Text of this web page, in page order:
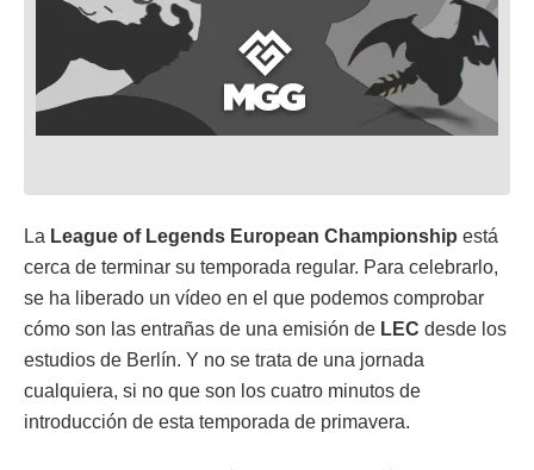
La League of Legends European Championship está
cerca de terminar su temporada regular. Para celebrarlo,
se ha liberado un vídeo en el que podemos comprobar
cómo son las entrañas de una emisión de LEC desde los
estudios de Berlín. Y no se trata de una jornada
cualquiera, si no que son los cuatro minutos de
introducción de esta temporada de primavera.